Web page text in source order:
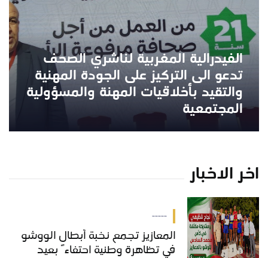
الفيدرالية المغربية لناشري الصحف
تدعو الى التركيز على الجودة المهنية
والتقيد بأخلاقيات المهنة والمسؤولية
المجتمعية
اخر الاخبار
-----
المعازيز تجمع نخبة أبطال الووشو
في تظاهرة وطنية احتفاءً بعيد